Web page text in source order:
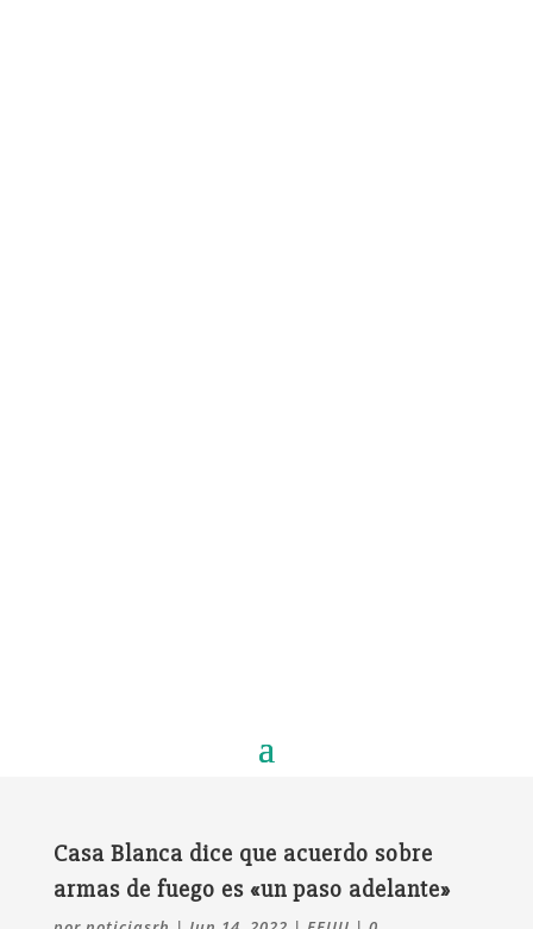
Casa Blanca dice que acuerdo sobre
armas de fuego es «un paso adelante»